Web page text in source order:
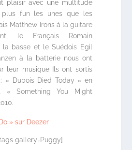
plaisir avec une multitude
plus fun les unes que les
Matthew Irons à la guitare
le Français Romain
la basse et le Suédois Egil
à la batterie nous ont
leur musique Ils ont sortis
« Dubois Died Today » en
« Something You Might
» sur Deezer
gallery=Puggy]